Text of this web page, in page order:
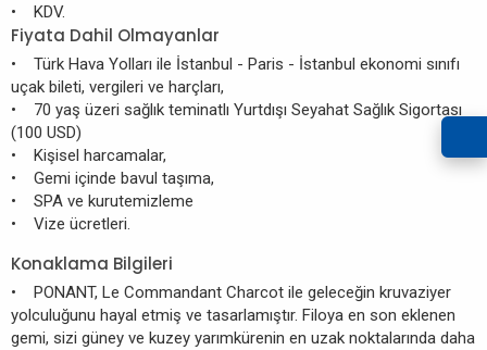
• KDV.
Fiyata Dahil Olmayanlar
• Türk Hava Yolları ile İstanbul - Paris - İstanbul ekonomi sınıfı
uçak bileti, vergileri ve harçları,
• 70 yaş üzeri sağlık teminatlı Yurtdışı Seyahat Sağlık Sigortası
(100 USD)
• Kişisel harcamalar,
• Gemi içinde bavul taşıma,
• SPA ve kurutemizleme
• Vize ücretleri.
Konaklama Bilgileri
• PONANT, Le Commandant Charcot ile geleceğin kruvaziyer
yolculuğunu hayal etmiş ve tasarlamıştır. Filoya en son eklenen
gemi, sizi güney ve kuzey yarımkürenin en uzak noktalarında daha